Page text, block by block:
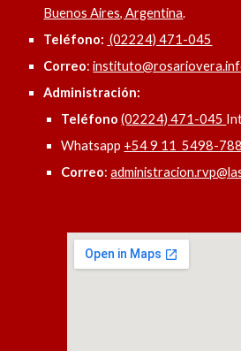
Buenos Aires, Argentina.
Teléfono: (02224) 471-045
Correo:
Administración:
Teléfono(02224) 471-045
Whatsapp +54 9 11 5498-
Correo: